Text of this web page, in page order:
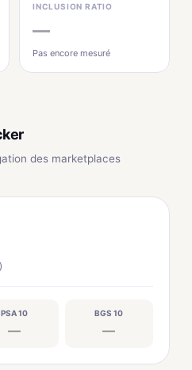
INCLUSION RATIO
—
Pas encore mesuré
des marketplaces
PSA 10
—
BGS 10
—